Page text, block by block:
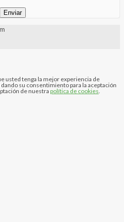
usted tenga la mejor experiencia de
su consentimiento para la aceptación
de nuestra política de cookies